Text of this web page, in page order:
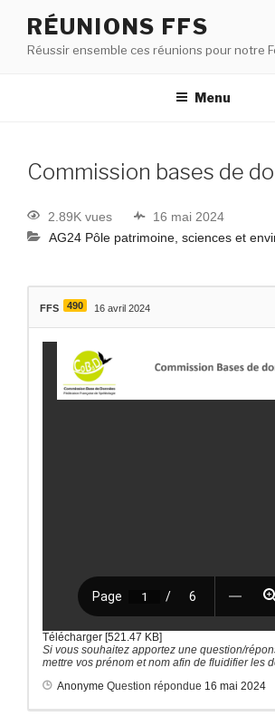
RÉUNIONS FFS
Réussir ensemble ces réunions pour notre
Menu
Commission bases de
2.89K vues
16 mai 2024
AG24 Pôle patrimoine, sciences et
FFS 490 16 avril 2024
Télécharger [521.47 KB]
Si vous souhaitez apportez une question/
mettre vos prénom et nom afin de fluidifier les
Anonyme Question répondue 16 mai 2024